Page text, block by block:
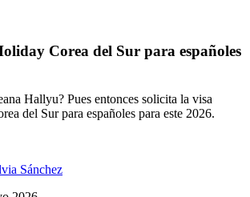
Corea del Sur para españoles
Hallyu? Pues entonces solicita la visa
del Sur para españoles para este 2026.
Sánchez